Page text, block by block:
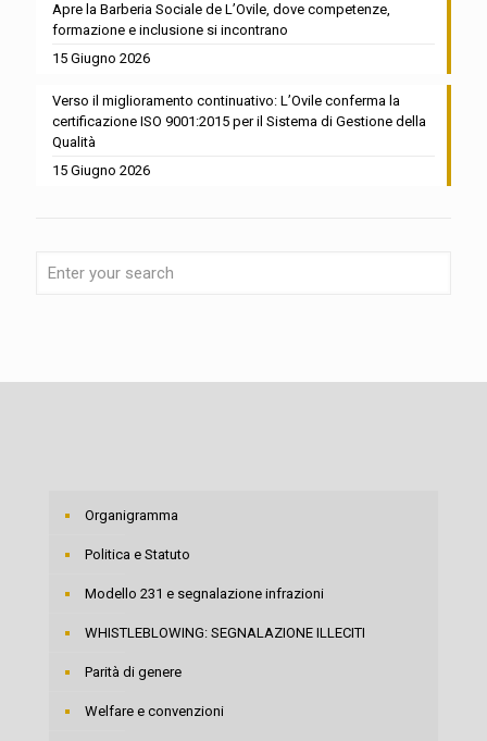
Apre la Barberia Sociale de L’Ovile, dove competenze,
formazione e inclusione si incontrano
15 Giugno 2026
Verso il miglioramento continuativo: L’Ovile conferma la
certificazione ISO 9001:2015 per il Sistema di Gestione della
Qualità
15 Giugno 2026
Organigramma
Politica e Statuto
Modello 231 e segnalazione infrazioni
WHISTLEBLOWING: SEGNALAZIONE ILLECITI
Parità di genere
Welfare e convenzioni